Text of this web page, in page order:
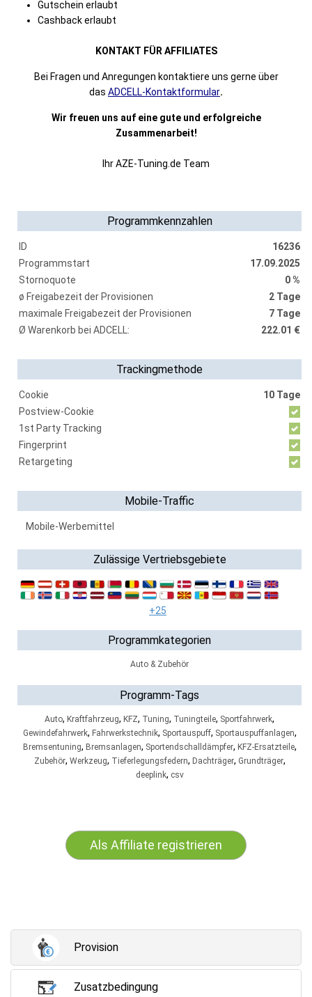
Gutschein erlaubt
Cashback erlaubt
KONTAKT FÜR AFFILIATES
Bei Fragen und Anregungen kontaktiere uns gerne über
das ADCELL-Kontaktformular.
Wir freuen uns auf eine gute und erfolgreiche
Zusammenarbeit!
Ihr AZE-Tuning.de Team
Programmkennzahlen
ID
16236
Programmstart
17.09.2025
Stornoquote
0 %
ø Freigabezeit der Provisionen
2 Tage
maximale Freigabezeit der Provisionen
7 Tage
Ø Warenkorb bei ADCELL:
222.01 €
Trackingmethode
Cookie
10 Tage
Postview-Cookie
1st Party Tracking
Fingerprint
Retargeting
Mobile-Traffic
Mobile-Werbemittel
Zulässige Vertriebsgebiete
+25
Programmkategorien
Auto & Zubehör
Programm-Tags
Auto, Kraftfahrzeug, KFZ, Tuning, Tuningteile, Sportfahrwerk,
Gewindefahrwerk, Fahrwerkstechnik, Sportauspuff, Sportauspuffanlagen,
Bremsentuning, Bremsanlagen, Sportendschalldämpfer, KFZ-Ersatzteile,
Zubehör, Werkzeug, Tieferlegungsfedern, Dachträger, Grundträger,
deeplink, csv
Als Affiliate registrieren
Provision
Zusatzbedingung